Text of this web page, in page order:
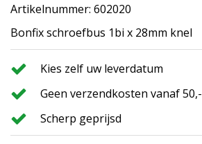
Artikelnummer: 602020
Bonfix schroefbus 1bi x 28mm knel
Kies zelf uw leverdatum
Geen verzendkosten vanaf 50,-
Scherp geprijsd